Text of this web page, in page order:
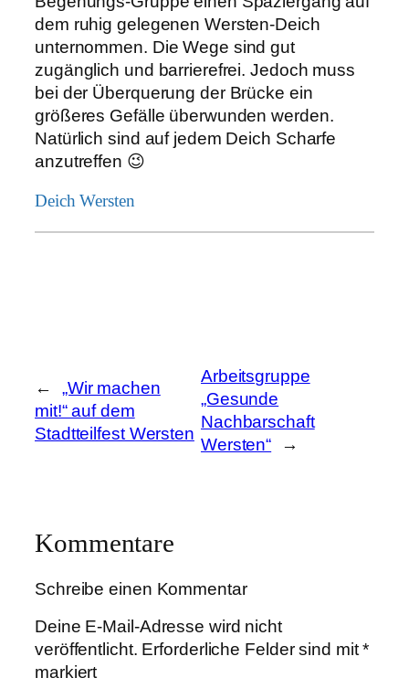
dem ruhig gelegenen Wersten-Deich
unternommen. Die Wege sind gut
zugänglich und barrierefrei. Jedoch muss
bei der Überquerung der Brücke ein
größeres Gefälle überwunden werden.
Natürlich sind auf jedem Deich Scharfe
anzutreffen 😉
Deich Wersten
←
„Wir machen
mit!“ auf dem
Stadtteilfest Wersten
Arbeitsgruppe
„Gesunde
Nachbarschaft
Wersten“
→
Kommentare
Schreibe einen Kommentar
Deine E-Mail-Adresse wird nicht
veröffentlicht. Erforderliche Felder sind mit*
markiert